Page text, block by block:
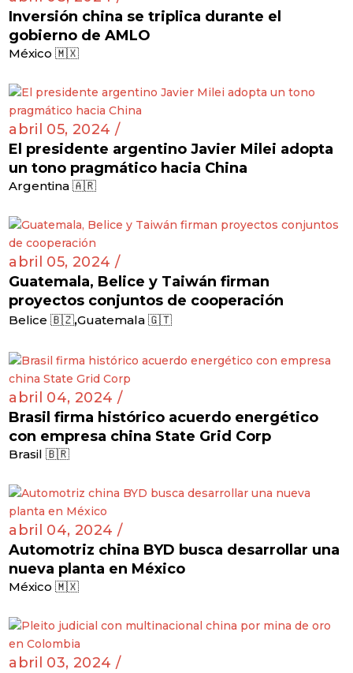
Inversión china se triplica durante el
gobierno de AMLO
México 🇲🇽
abril 05, 2024 /
El presidente argentino Javier Milei adopta
un tono pragmático hacia China
Argentina 🇦🇷
abril 05, 2024 /
Guatemala, Belice y Taiwán firman
proyectos conjuntos de cooperación
Belice 🇧🇿,Guatemala 🇬🇹
abril 04, 2024 /
Brasil firma histórico acuerdo energético
con empresa china State Grid Corp
Brasil 🇧🇷
abril 04, 2024 /
Automotriz china BYD busca desarrollar una
nueva planta en México
México 🇲🇽
abril 03, 2024 /